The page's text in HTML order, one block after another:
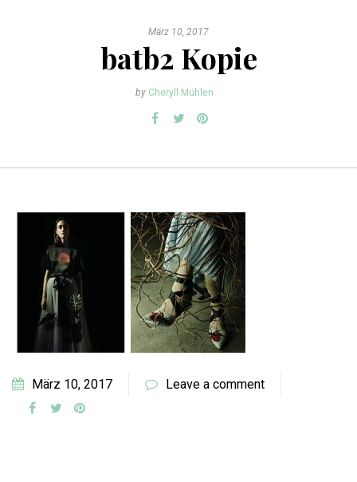
März 10, 2017
batb2 Kopie
by Cheryll Mühlen
März 10, 2017 Leave a comment